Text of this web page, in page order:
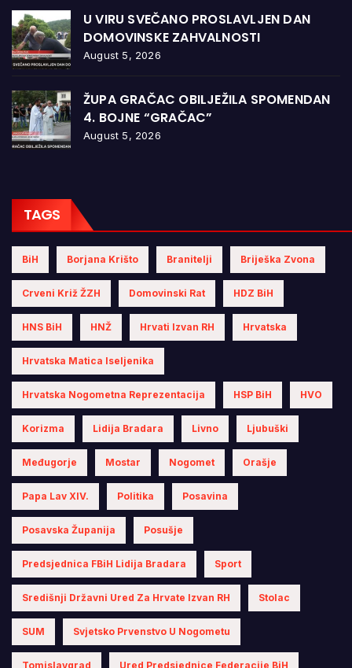
U VIRU SVEČANO PROSLAVLJEN DAN
DOMOVINSKE ZAHVALNOSTI
August 5, 2026
ŽUPA GRAČAC OBILJEŽILA SPOMENDAN
4. BOJNE “GRAČAC”
August 5, 2026
TAGS
BiH Borjana Krišto Branitelji Briješka Zvona
Crveni Križ ŽZH Domovinski Rat HDZ BiH
HNS BiH HNŽ Hrvati Izvan RH Hrvatska
Hrvatska Matica Iseljenika
Hrvatska Nogometna Reprezentacija HSP BiH HVO
Korizma Lidija Bradara Livno Ljubuški
Međugorje Mostar Nogomet Orašje
Papa Lav XIV. Politika Posavina
Posavska Županija Posušje
Predsjednica FBiH Lidija Bradara Sport
Središnji Državni Ured Za Hrvate Izvan RH Stolac
SUM Svjetsko Prvenstvo U Nogometu
Tomislavgrad Ured Predsjednice Federacije BiH